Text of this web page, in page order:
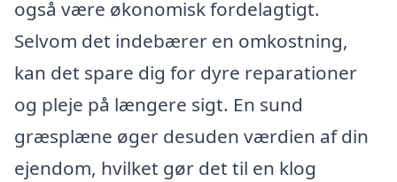
også være økonomisk fordelagtigt.
Selvom det indebærer en omkostning,
kan det spare dig for dyre reparationer
og pleje på længere sigt. En sund
græsplæne øger desuden værdien af din
ejendom, hvilket gør det til en klog